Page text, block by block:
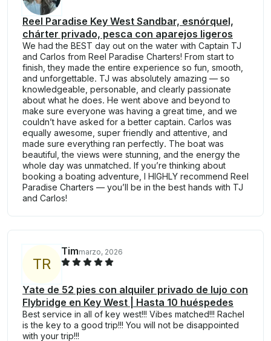
Reel Paradise Key West Sandbar, esnórquel,
chárter privado, pesca con aparejos ligeros
We had the BEST day out on the water with Captain TJ
and Carlos from Reel Paradise Charters! From start to
finish, they made the entire experience so fun, smooth,
and unforgettable. TJ was absolutely amazing — so
knowledgeable, personable, and clearly passionate
about what he does. He went above and beyond to
make sure everyone was having a great time, and we
couldn’t have asked for a better captain. Carlos was
equally awesome, super friendly and attentive, and
made sure everything ran perfectly. The boat was
beautiful, the views were stunning, and the energy the
whole day was unmatched. If you’re thinking about
booking a boating adventure, I HIGHLY recommend Reel
Paradise Charters — you’ll be in the best hands with TJ
and Carlos!
TR
Timmarzo, 2026
Yate de 52 pies con alquiler privado de lujo con
Flybridge en Key West | Hasta 10 huéspedes
Best service in all of key west!!! Vibes matched!!! Rachel
is the key to a good trip!!! You will not be disappointed
with your trip!!!